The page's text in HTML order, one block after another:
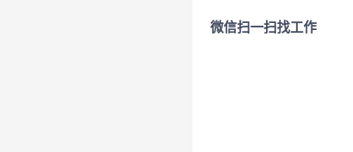
微信扫一扫找工作